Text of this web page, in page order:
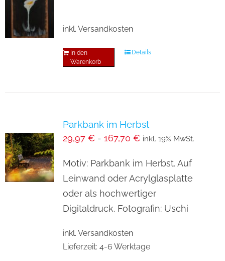
inkl. Versandkosten
In den
Warenkorb
Details
Parkbank im Herbst
29,97 €- 167,70 € inkl. 19% MwSt.
Motiv: Parkbank im Herbst. Auf
Leinwand oder Acrylglasplatte
oder als hochwertiger
Digitaldruck. Fotografin: Uschi
inkl. Versandkosten
Lieferzeit: 4-6 Werktage